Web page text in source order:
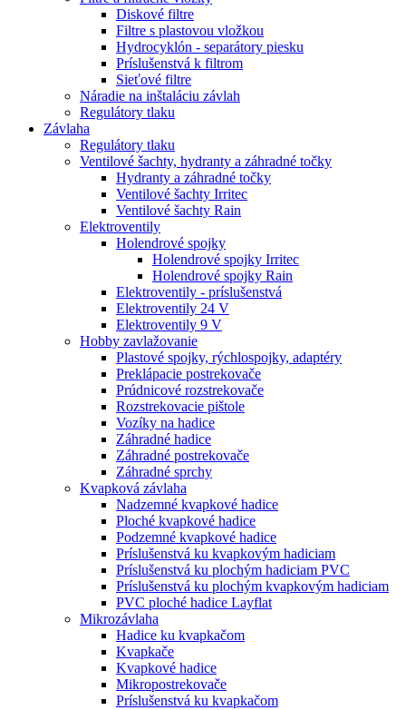
Diskové filtre
Filtre s plastovou vložkou
Hydrocyklón - separátory piesku
Príslušenstvá k filtrom
Sieťové filtre
Náradie na inštaláciu závlah
Regulátory tlaku
Závlaha
Regulátory tlaku
Ventilové šachty, hydranty a záhradné točky
Hydranty a záhradné točky
Ventilové šachty Irritec
Ventilové šachty Rain
Elektroventily
Holendrové spojky
Holendrové spojky Irritec
Holendrové spojky Rain
Elektroventily - príslušenstvá
Elektroventily 24 V
Elektroventily 9 V
Hobby zavlažovanie
Plastové spojky, rýchlospojky, adaptéry
Preklápacie postrekovače
Prúdnicové rozstrekovače
Rozstrekovacie pištole
Vozíky na hadice
Záhradné hadice
Záhradné postrekovače
Záhradné sprchy
Kvapková závlaha
Nadzemné kvapkové hadice
Ploché kvapkové hadice
Podzemné kvapkové hadice
Príslušenstvá ku kvapkovým hadiciam
Príslušenstvá ku plochým hadiciam PVC
Príslušenstvá ku plochým kvapkovým hadiciam
PVC ploché hadice Layflat
Mikrozávlaha
Hadice ku kvapkačom
Kvapkače
Kvapkové hadice
Mikropostrekovače
Príslušenstvá ku kvapkačom